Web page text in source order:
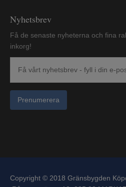
Nyhetsbrev
Få de senaste nyheterna och fina
inkorg!
Prenumerera
Copyright © 2018 Gränsbygden